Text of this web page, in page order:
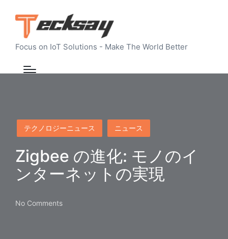
Focus on IoT Solutions - Make The World Better
Posted
in
テクノロジーニュース ニュース
Zigbee の進化: モノのイ
ンターネットの実現
No Comments